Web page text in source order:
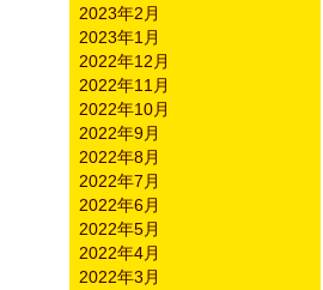
2023年2月
2023年1月
2022年12月
2022年11月
2022年10月
2022年9月
2022年8月
2022年7月
2022年6月
2022年5月
2022年4月
2022年3月